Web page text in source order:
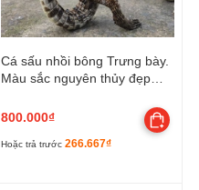
Cá sấu nhồi bông Trưng bày.
Màu sắc nguyên thủy đẹp
800.000₫
Hoặc trả trước 266.667₫